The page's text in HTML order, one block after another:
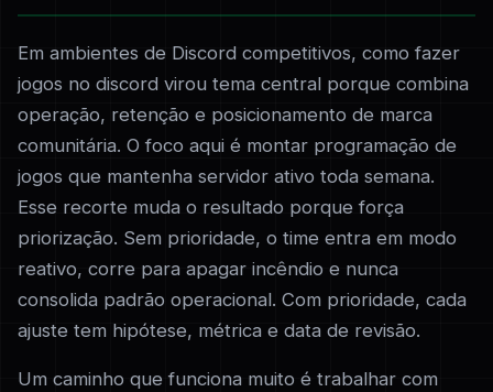
Em ambientes de Discord competitivos, como fazer
jogos no discord virou tema central porque combina
operação, retenção e posicionamento de marca
comunitária. O foco aqui é montar programação de
jogos que mantenha servidor ativo toda semana.
Esse recorte muda o resultado porque força
priorização. Sem prioridade, o time entra em modo
reativo, corre para apagar incêndio e nunca
consolida padrão operacional. Com prioridade, cada
ajuste tem hipótese, métrica e data de revisão.
Um caminho que funciona muito é trabalhar com